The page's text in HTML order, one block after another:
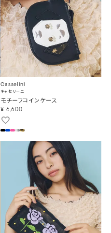
Casselini
キャセリーニ
モチーフコインケース
¥ 6,600